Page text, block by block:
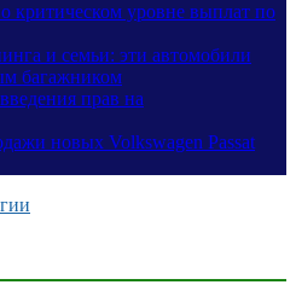
критическом уровне выплат по
и семьи: эти автомобили
багажником
прав на
новых Volkswagen Passat